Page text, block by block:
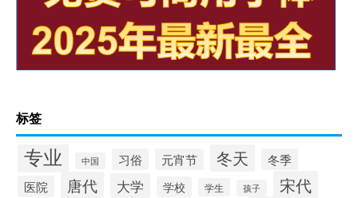
标签
专业 中国 习俗 元宵节 冬天
冬季
医院
唐代 大学 学校 学生 孩子 宋代